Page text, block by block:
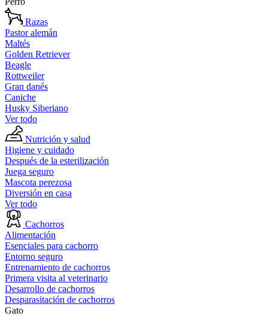
Razas
Pastor alemán
Maltés
Golden Retriever
Beagle
Rottweiler
Gran danés
Caniche
Husky Siberiano
Ver todo
Nutrición y salud
Higiene y cuidado
Después de la esterilización
Juega seguro
Mascota perezosa
Diversión en casa
Ver todo
Cachorros
Alimentación
Esenciales para cachorro
Entorno seguro
Entrenamiento de cachorros
Primera visita al veterinario
Desarrollo de cachorros
Desparasitación de cachorros
Gato